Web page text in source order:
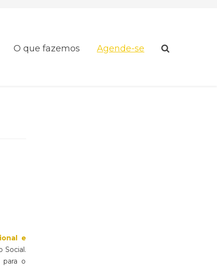
O que fazemos Agende-se
e
Social.
o